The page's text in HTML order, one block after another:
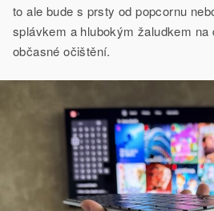
to ale bude s prsty od popcornu
splávkem a hlubokým žaludkem na
občasné očištění.